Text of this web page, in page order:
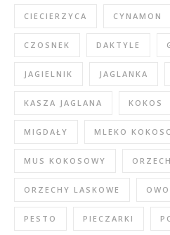
CIECIERZYCA CYNAMON
CZOSNEK DAKTYLE
JAGIELNIK JAGLANKA
KASZA JAGLANA KOKOS
MIGDAŁY MLEKO
MUS KOKOSOWY
ORZECHY LASKOWE
PESTO PIECZARKI